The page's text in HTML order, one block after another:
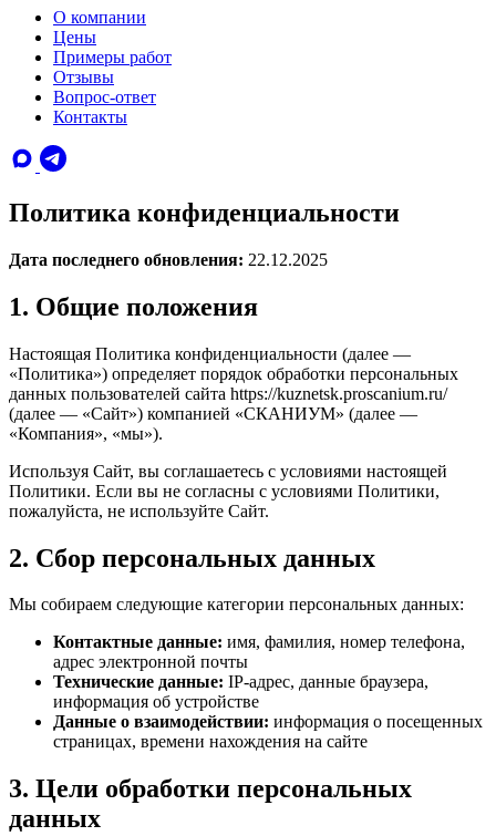
О компании
Цены
Примеры работ
Отзывы
Вопрос-ответ
Контакты
Политика конфиденциальности
Дата последнего обновления: 22.12.2025
1. Общие положения
Настоящая Политика конфиденциальности (далее —
«Политика») определяет порядок обработки персональных
данных пользователей сайта https://kuznetsk.proscanium.ru/
(далее — «Сайт») компанией «СКАНИУМ» (далее —
«Компания», «мы»).
Используя Сайт, вы соглашаетесь с условиями настоящей
Политики. Если вы не согласны с условиями Политики,
пожалуйста, не используйте Сайт.
2. Сбор персональных данных
Мы собираем следующие категории персональных данных:
Контактные данные: имя, фамилия, номер телефона,
адрес электронной почты
Технические данные: IP-адрес, данные браузера,
информация об устройстве
Данные о взаимодействии: информация о посещенных
страницах, времени нахождения на сайте
3. Цели обработки персональных
данных